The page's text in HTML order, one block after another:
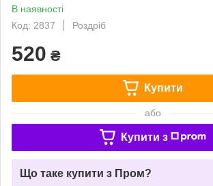
В наявності
Код: 2837
Роздріб
520 ₴
Купити
або
Купити з
Що таке купити з Пром?